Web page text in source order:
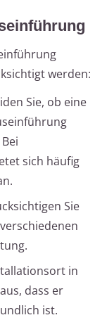
werden:
Sie, ob eine
sich häufig
Sie
in
dass er
ist.